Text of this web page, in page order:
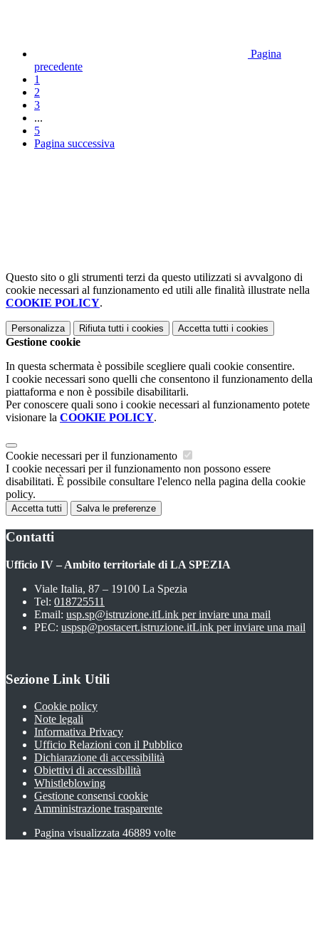
Pagina
precedente
1
2
3
...
5
Pagina successiva
Questo sito o gli strumenti terzi da questo utilizzati si avvalgono di
cookie necessari al funzionamento ed utili alle finalità illustrate nella
COOKIE POLICY.
Personalizza Rifiuta tutti i cookies Accetta tutti i cookies
Gestione cookie
In questa schermata è possibile scegliere quali cookie consentire.
I cookie necessari sono quelli che consentono il funzionamento della
piattaforma e non è possibile disabilitarli.
Per conoscere quali sono i cookie necessari al funzionamento potete
visionare la COOKIE POLICY.
Cookie necessari per il funzionamento
I cookie necessari per il funzionamento non possono essere
disabilitati. È possibile consultare l'elenco nella pagina della cookie
policy.
Accetta tutti Salva le preferenze
Contatti
Ufficio IV – Ambito territoriale di LA SPEZIA
Viale Italia, 87 – 19100 La Spezia
Tel: 018725511
Email: usp.sp@istruzione.itLink per inviare una mail
PEC: uspsp@postacert.istruzione.itLink per inviare una mail
Sezione Link Utili
Cookie policy
Note legali
Informativa Privacy
Ufficio Relazioni con il Pubblico
Dichiarazione di accessibilità
Obiettivi di accessibilità
Whistleblowing
Gestione consensi cookie
Amministrazione trasparente
Pagina visualizzata 46889 volte